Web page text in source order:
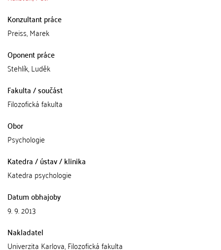
Konzultant práce
Preiss, Marek
Oponent práce
Stehlík, Luděk
Fakulta / součást
Filozofická fakulta
Obor
Psychologie
Katedra / ústav / klinika
Katedra psychologie
Datum obhajoby
9. 9. 2013
Nakladatel
Univerzita Karlova, Filozofická fakulta